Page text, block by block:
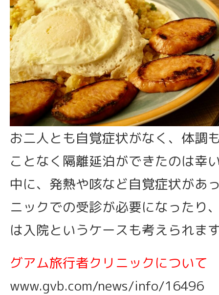
お二人とも自覚症状がなく、体調
ことなく隔離延泊ができたのは幸
中に、発熱や咳など自覚症状があ
ニックでの受診が必要になったり
は入院というケースも考えられま
グアム旅行者クリニックについて
www.gvb.com/news/info/16496